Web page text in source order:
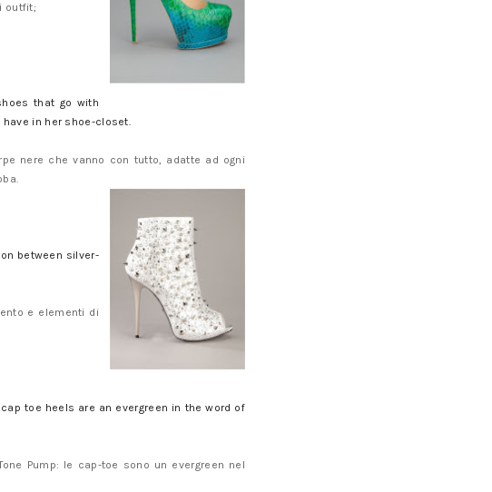
outfit;
that go with
in her shoe-closet.
nere che vanno con tutto, adatte ad ogni
between silver-
e elementi di
toe heels are an evergreen in the word of
Pump: le cap-toe sono un evergreen nel